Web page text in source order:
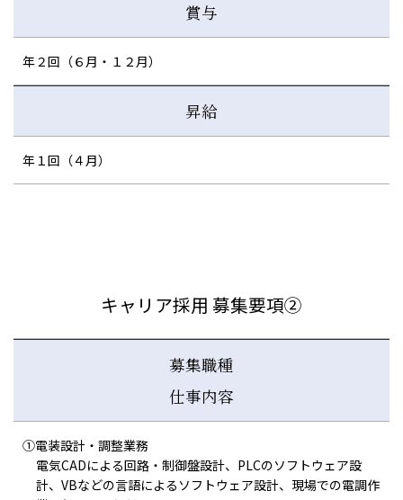
賞与
年２回（６月・１２月）
昇給
年１回（４月）
キャリア採用 募集要項②
募集職種
仕事内容
①電装設計・調整業務
電気CADによる回路・制御盤設計、PLCのソフトウェア設
計、VBなどの言語によるソフトウェア設計、現場での電調作